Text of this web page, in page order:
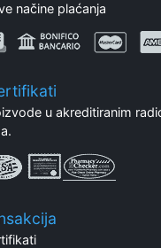
načine plaćanja
u akreditiranim